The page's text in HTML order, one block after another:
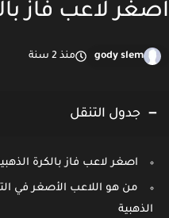
لاعب فاز
gody slem منذ 2 سنة
جدول التنقل
اصغر لاعب فاز بالكرة الذهبية
من هو اللاعب الأصغر في
الذهبية